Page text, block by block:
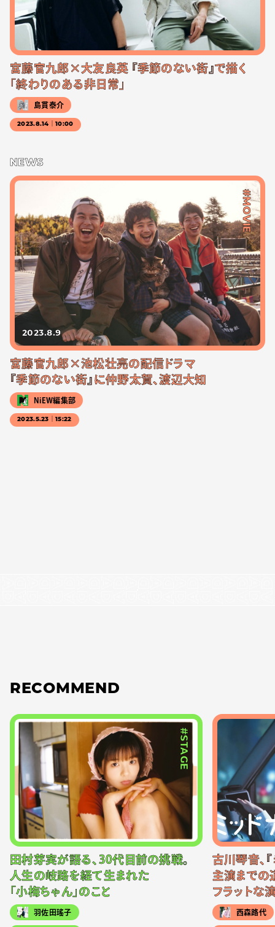
宮藤官九郎×大友良英 『季節のない街』で描く
「終わりのある非日常」
島貫泰介
2023.8.14｜10:00
NEWS
#MOVIE
2023.8.9
宮藤官九郎×池松壮亮の配信ドラマ
『季節のない街』に仲野太賀、渡辺大知
NiEW編集部
2023.5.23｜15:22
RECOMMEND
#STAGE
田村芽実が語る、30代目前の挑戦。
人生の岐路を経て生まれた
「小梅ちゃん」のこと
羽佐田瑤子
古川琴音、
主演までの
フラットな
西森路代